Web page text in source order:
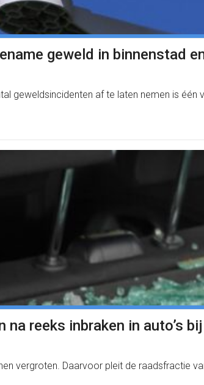
geweld in binnenstad
geweldsincidenten af te laten nemen is
reeks inbraken in auto’s
vergroten. Daarvoor pleit de raadsfractie